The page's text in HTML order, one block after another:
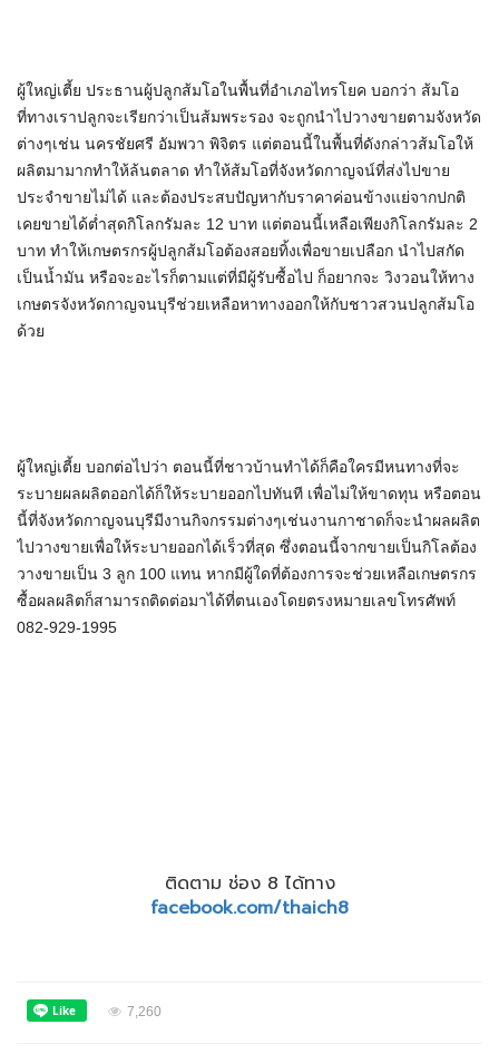
ผู้ใหญ่เตี้ย ประธานผู้ปลูกส้มโอในพื้นที่อำเภอไทรโยค บอกว่า ส้มโอ
ที่ทางเราปลูกจะเรียกว่าเป็นส้มพระรอง จะถูกนำไปวางขายตามจังหวัด
ต่างๆเช่น นครชัยศรี อัมพวา พิจิตร แต่ตอนนี้ในพื้นที่ดังกล่าวส้มโอให้
ผลิตมามากทำให้ล้นตลาด ทำให้ส้มโอที่จังหวัดกาญจน์ที่ส่งไปขาย
ประจำขายไม่ได้ และต้องประสบปัญหากับราคาค่อนข้างแย่จากปกติ
เคยขายได้ต่ำสุดกิโลกรัมละ 12 บาท แต่ตอนนี้เหลือเพียงกิโลกรัมละ 2
บาท ทำให้เกษตรกรผู้ปลูกส้มโอต้องสอยทิ้งเพื่อขายเปลือก นำไปสกัด
เป็นน้ำมัน หรือจะอะไรก็ตามแต่ที่มีผู้รับซื้อไป ก็อยากจะ วิงวอนให้ทาง
เกษตรจังหวัดกาญจนบุรีช่วยเหลือหาทางออกให้กับชาวสวนปลูกส้มโอ
ด้วย
ผู้ใหญ่เตี้ย บอกต่อไปว่า ตอนนี้ที่ชาวบ้านทำได้ก็คือใครมีหนทางที่จะ
ระบายผลผลิตออกได้ก็ให้ระบายออกไปทันที เพื่อไม่ให้ขาดทุน หรือตอน
นี้ที่จังหวัดกาญจนบุรีมีงานกิจกรรมต่างๆเช่นงานกาชาดก็จะนำผลผลิต
ไปวางขายเพื่อให้ระบายออกได้เร็วที่สุด ซึ่งตอนนี้จากขายเป็นกิโลต้อง
วางขายเป็น 3 ลูก 100 แทน หากมีผู้ใดที่ต้องการจะช่วยเหลือเกษตรกร
ซื้อผลผลิตก็สามารถติดต่อมาได้ที่ตนเองโดยตรงหมายเลขโทรศัพท์
082-929-1995
ติดตาม ช่อง 8 ได้ทาง
facebook.com/thaich8
7,260